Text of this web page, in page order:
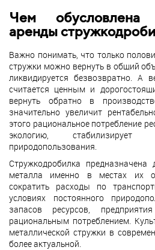
Чем обусловлена
аренды
Важно понимать, что только
стружки можно вернуть в общий
ликвидируется безвозвратно. А
считается ценным и
вернуть обратно в
значительно увеличит
этого рациональное потребление
экологию, стабилизирует
природопользования.
Стружкодробилка предназначена
металла именно в местах их
сократить расходы по
условиях постоянного
запасов ресурсов,
рациональным потреблением.
металлической стружки в
более актуальной.